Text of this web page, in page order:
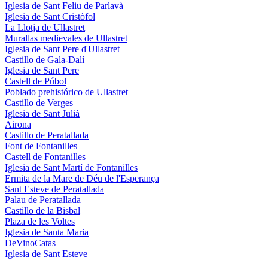
Iglesia de Sant Feliu de Parlavà
Iglesia de Sant Cristòfol
La Llotja de Ullastret
Murallas medievales de Ullastret
Iglesia de Sant Pere d'Ullastret
Castillo de Gala-Dalí
Iglesia de Sant Pere
Castell de Púbol
Poblado prehistórico de Ullastret
Castillo de Verges
Iglesia de Sant Julià
Airona
Castillo de Peratallada
Font de Fontanilles
Castell de Fontanilles
Iglesia de Sant Martí de Fontanilles
Ermita de la Mare de Déu de l'Esperança
Sant Esteve de Peratallada
Palau de Peratallada
Castillo de la Bisbal
Plaza de les Voltes
Iglesia de Santa Maria
DeVinoCatas
Iglesia de Sant Esteve